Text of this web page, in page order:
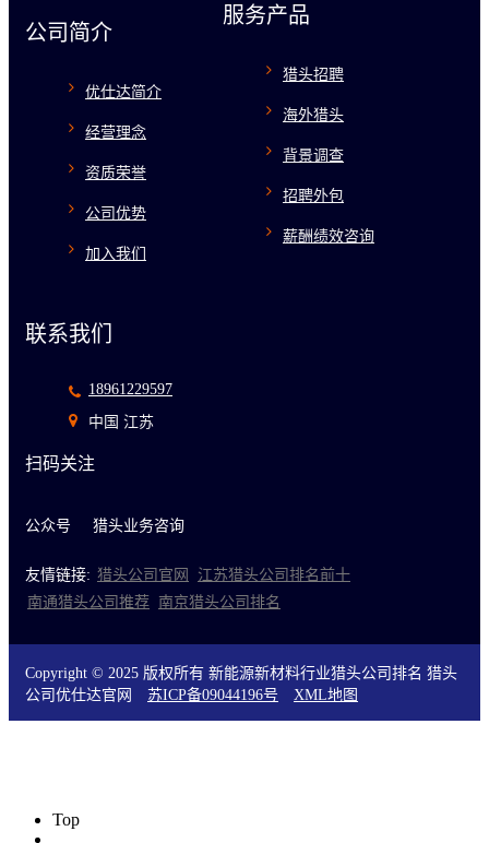
公司简介
优仕达简介
经营理念
资质荣誉
公司优势
加入我们
服务产品
猎头招聘
海外猎头
背景调查
招聘外包
薪酬绩效咨询
联系我们
18961229597
中国 江苏
扫码关注
公众号 猎头业务咨询
友情链接: 猎头公司官网
江苏猎头公司排名前十
南通猎头公司推荐 南京猎头公司排名
Copyright © 2025 版权所有 新能源新材料行业猎头公司排名 猎头
公司优仕达官网 苏ICP备09044196号 XML地图
Top